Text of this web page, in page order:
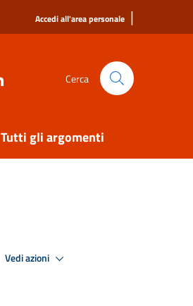
Accedi all'area personale |
Cerca
Tutti gli argomenti
Vedi azioni